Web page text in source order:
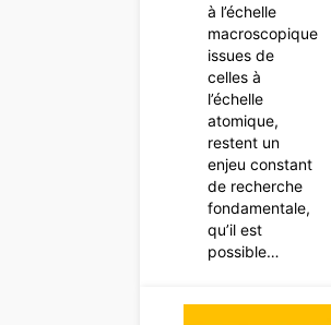
à l’échelle
macroscopique
issues de
celles à
l’échelle
atomique,
restent un
enjeu constant
de recherche
fondamentale,
qu’il est
possible…